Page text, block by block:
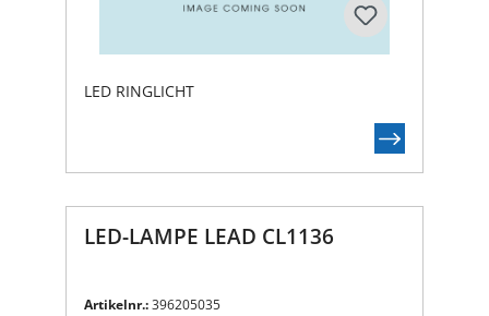
LED RINGLICHT
LED-LAMPE LEAD CL1136
Artikelnr.:396205035